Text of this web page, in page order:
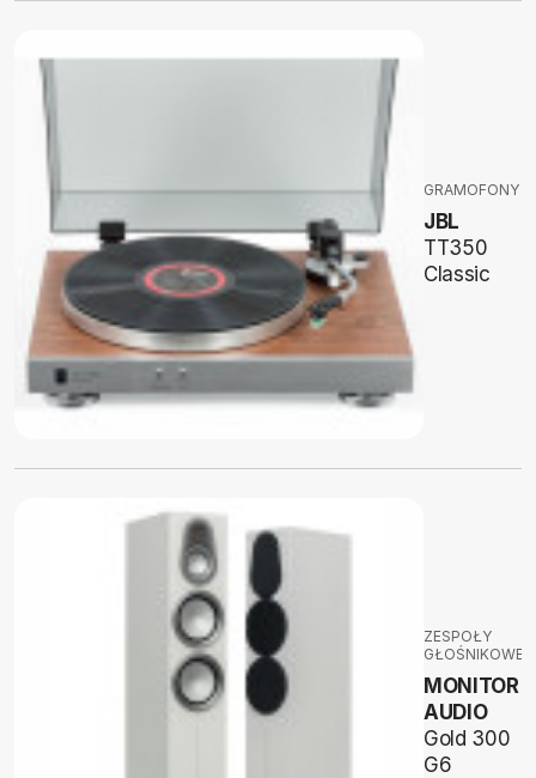
GRAMOFONY
JBL
TT350
Classic
ZESPOŁY
GŁOŚNIKOWE
MONITOR
AUDIO
Gold 300
G6